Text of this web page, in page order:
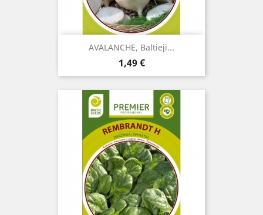
AVALANCHE, Baltieji...
Kaina
1,49 €